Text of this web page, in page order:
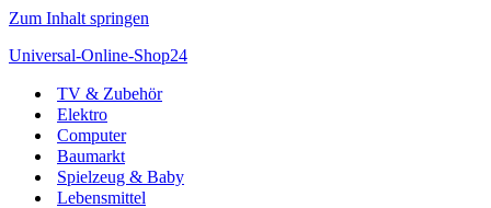
Zum Inhalt springen
Universal-Online-Shop24
TV & Zubehör
Elektro
Computer
Baumarkt
Spielzeug & Baby
Lebensmittel